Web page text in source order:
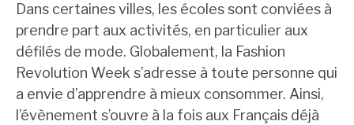
Dans certaines villes, les écoles sont conviées à
prendre part aux activités, en particulier aux
défilés de mode. Globalement, la Fashion
Revolution Week s’adresse à toute personne qui
a envie d’apprendre à mieux consommer. Ainsi,
l’évènement s’ouvre à la fois aux Français déjà